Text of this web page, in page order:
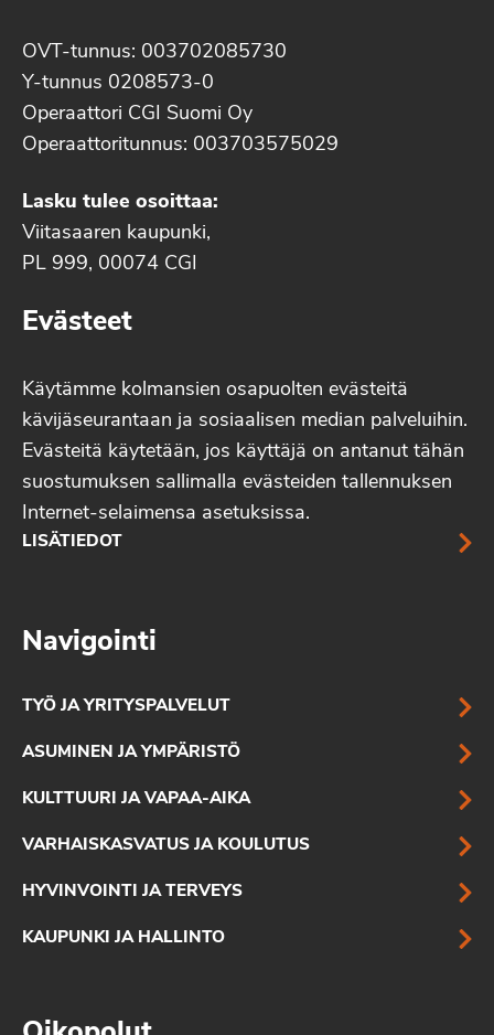
OVT-tunnus: 003702085730
Y-tunnus 0208573-0
Operaattori CGI Suomi Oy
Operaattoritunnus: 003703575029
Lasku tulee osoittaa:
Viitasaaren kaupunki,
PL 999, 00074 CGI
Evästeet
Käytämme kolmansien osapuolten evästeitä
kävijäseurantaan ja sosiaalisen median palveluihin.
Evästeitä käytetään, jos käyttäjä on antanut tähän
suostumuksen sallimalla evästeiden tallennuksen
Internet-selaimensa asetuksissa.
LISÄTIEDOT
Navigointi
TYÖ JA YRITYSPALVELUT
ASUMINEN JA YMPÄRISTÖ
KULTTUURI JA VAPAA-AIKA
VARHAISKASVATUS JA KOULUTUS
HYVINVOINTI JA TERVEYS
KAUPUNKI JA HALLINTO